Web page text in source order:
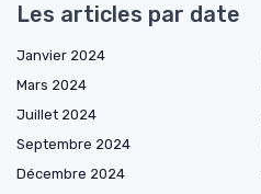
Les articles par date
Janvier 2024
Mars 2024
Juillet 2024
Septembre 2024
Décembre 2024